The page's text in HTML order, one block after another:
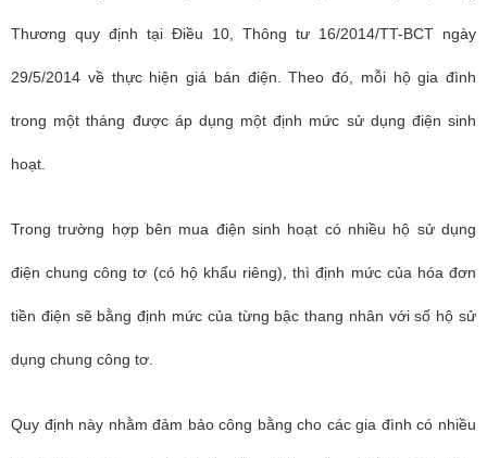
Thương quy định tại Điều 10, Thông tư 16/2014/TT-BCT ngày
29/5/2014 về thực hiện giá bán điện. Theo đó, mỗi hộ gia đình
trong một tháng được áp dụng một định mức sử dụng điện sinh
hoạt.
Trong trường hợp bên mua điện sinh hoạt có nhiều hộ sử dụng
điện chung công tơ (có hộ khẩu riêng), thì định mức của hóa đơn
tiền điện sẽ bằng định mức của từng bậc thang nhân với số hộ sử
dụng chung công tơ.
Quy định này nhằm đảm bảo công bằng cho các gia đình có nhiều